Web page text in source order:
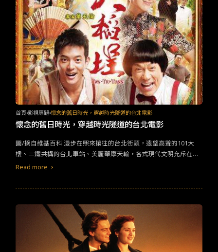
首頁 影視專題 懷念的舊日時光，穿越時光隧道的台北電影
懷念的舊日時光，穿越時光隧道的台北電影
圖/摘自維基百科 漫步在熙來攘往的台北街頭，遠望高聳的101大
樓、三鐵共構的台北車站、美麗華摩天輪，各式現代文明充斥在我
們身邊；但一個不經意地轉身，與101遙遙相望的四四南村、屹立
Read more